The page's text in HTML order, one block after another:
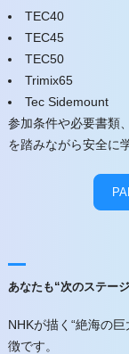
TEC40
TEC45
TEC50
Trimix65
Tec Sidemount
参加条件や必要書類
を踏みながら安全に
あなたも“次のステー
NHKが描く“絶海の
徴です。